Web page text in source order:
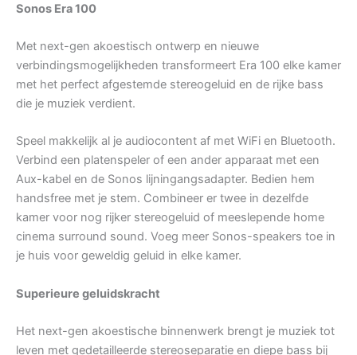
Sonos Era 100
Met next-gen akoestisch ontwerp en nieuwe
verbindingsmogelijkheden transformeert Era 100 elke kamer
met het perfect afgestemde stereogeluid en de rijke bass
die je muziek verdient.
Speel makkelijk al je audiocontent af met WiFi en Bluetooth.
Verbind een platenspeler of een ander apparaat met een
Aux-kabel en de Sonos lijningangsadapter. Bedien hem
handsfree met je stem. Combineer er twee in dezelfde
kamer voor nog rijker stereogeluid of meeslepende home
cinema surround sound. Voeg meer Sonos-speakers toe in
je huis voor geweldig geluid in elke kamer.
Superieure geluidskracht
Het next-gen akoestische binnenwerk brengt je muziek tot
leven met gedetailleerde stereoseparatie en diepe bass bij